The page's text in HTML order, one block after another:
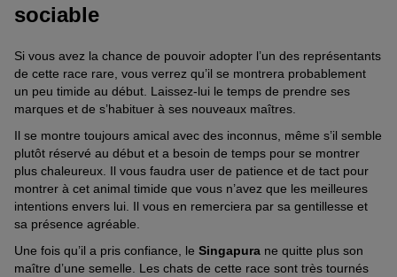
sociable
Si vous avez la chance de pouvoir adopter l’un des représentants
de cette race rare, vous verrez qu’il se montrera probablement
un peu timide au début. Laissez-lui le temps de prendre ses
marques et de s’habituer à ses nouveaux maîtres.
Il se montre toujours amical avec des inconnus, même s’il semble
plutôt réservé au début et a besoin de temps pour se montrer
plus chaleureux. Il vous faudra user de patience et de tact pour
montrer à cet animal timide que vous n’avez que les meilleures
intentions envers lui. Il vous en remerciera par sa gentillesse et
sa présence agréable.
Une fois qu’il a pris confiance, le Singapura ne quitte plus son
maître d’une semelle. Les chats de cette race sont très tournés